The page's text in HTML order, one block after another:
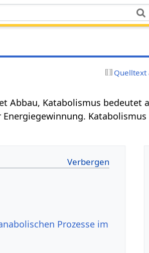
Quelltext
Abbau, Katabolismus bedeutet
Prozesse im